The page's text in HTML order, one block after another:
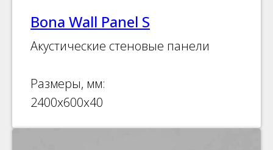
Bona Wall Panel S
Акустические стеновые панели
Размеры, мм:
2400х600х40